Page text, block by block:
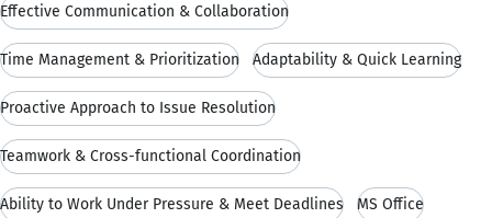
Effective Communication & Collaboration
Time Management & Prioritization Adaptability & Quick Learning
Proactive Approach to Issue Resolution
Teamwork & Cross-functional Coordination
Ability to Work Under Pressure & Meet Deadlines MS Office